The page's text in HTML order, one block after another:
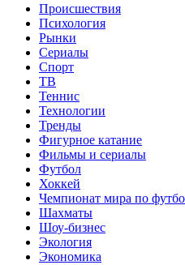
Происшествия
Психология
Рынки
Сериалы
Спорт
ТВ
Теннис
Технологии
Тренды
Фигурное катание
Фильмы и сериалы
Футбол
Хоккей
Чемпионат мира по
Шахматы
Шоу-бизнес
Экология
Экономика